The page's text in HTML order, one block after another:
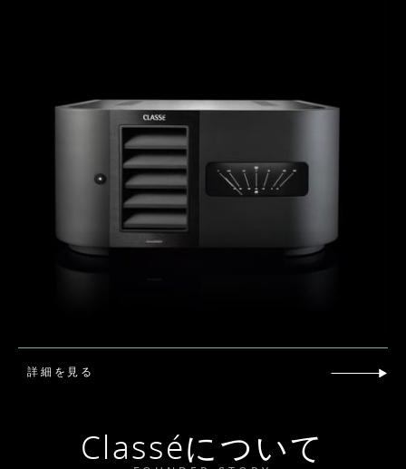
詳細を見る
Classéについて